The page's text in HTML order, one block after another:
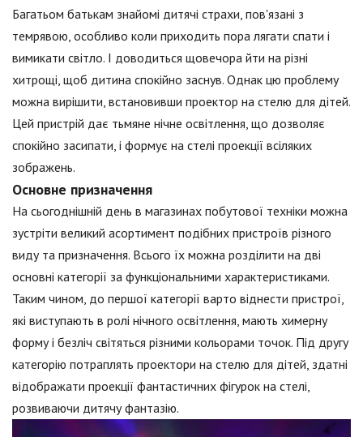
Багатьом батькам знайомі дитячі страхи, пов'язані з
темрявою, особливо коли приходить пора лягати спати і
вимикати світло. І доводиться щовечора йти на різні
хитрощі, щоб дитина спокійно заснув. Однак цю проблему
можна вирішити, встановивши проектор на стелю для дітей.
Цей пристрій дає тьмяне нічне освітлення, що дозволяє
спокійно засипати, і формує на стелі проекції всіляких
зображень.
Основне призначення
На сьогоднішній день в магазинах побутової техніки можна
зустріти великий асортимент подібних пристроїв різного
виду та призначення. Всього їх можна розділити на дві
основні категорії за функціональними характеристиками.
Таким чином, до першої категорії варто віднести пристрої,
які виступають в ролі нічного освітлення, мають химерну
форму і безліч світяться різними кольорами точок. Під другу
категорію потраплять проектори на стелю для дітей, здатні
відображати проекції фантастичних фігурок на стелі,
розвиваючи дитячу фантазію.